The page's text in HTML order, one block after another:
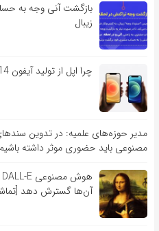
بازگشت آنی وجه به
زیبال
چرا اپل از تولید آیفون 14 مینی منصرف شد؟
مدیر حوزه‌های علمیه: در تدوین
مصنوعی باید حضوری موثر داشته باشیم
آن‌ها گسترش دهد